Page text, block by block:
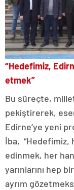
“Hedefimiz,
etmek”
Bu süreçte,
pekiştirerek,
Edirne’ye yeni
İba, “Hedefimiz,
edinmek, her
yarınlarını hep
ayrım